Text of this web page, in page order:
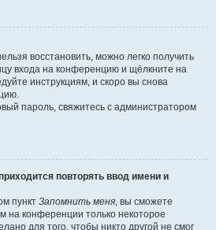
восстановить, можно легко получить
входа на конференцию и щёлкните на
инструкциям, и скоро вы снова
пароль, свяжитесь с администратором
повторять ввод имени и
пункт Запомнить меня, вы сможете
на конференции только некоторое
для того, чтобы никто другой не смог